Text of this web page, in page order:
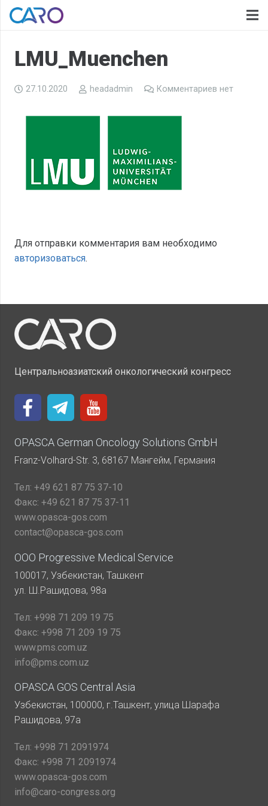
LMU_Muenchen
27.10.2020 headadmin Комментариев нет
Для отправки комментария вам необходимо
авторизоваться.
Центральноазиатский онкологический конгресс
OPASCA German Oncology Solutions GmbH
Franz-Volhard-Str. 3, 68167 Мангейм, Германия
Тел: +49 621 87 75 37-10
Факс: +49 621 87 75 37-11
www.opasca-gos.com
contact@opasca-gos.com
ООО Progressive Medical Service
100017, Узбекистан, Ташкент
ул. Ш.Рашидова, 98а
Тел: +998 71 209 19 75
Факс: +998 71 209 19 75
www.pms.com.uz
info@pms.com.uz
OPASCA GOS Central Asia
Узбекистан, 100000, г.Ташкент, улица Шарафа
Рашидова, 97а
Тел: +998 71 2091974
Факс: +998 71 2091974
www.opasca-gos.com
info@caro-congress.org